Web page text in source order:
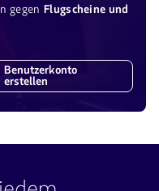
gegen Flugscheine und
Benutzerkonto
erstellen